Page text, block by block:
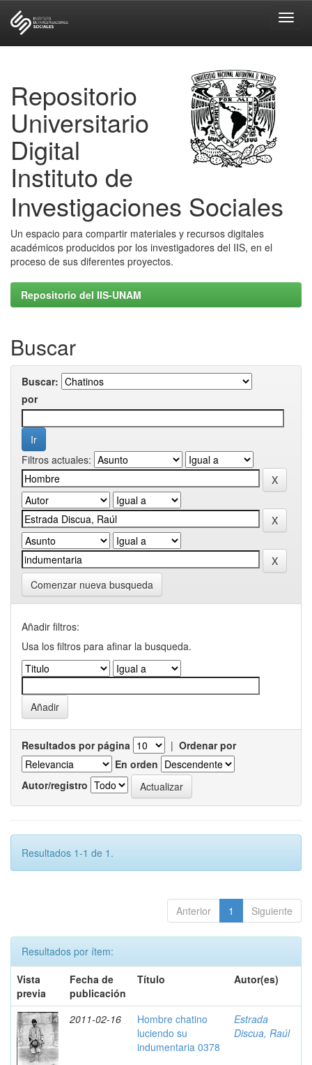
Repositorio
Universitario
Digital
Instituto de
Investigaciones Sociales
Un espacio para compartir materiales y recursos digitales
académicos producidos por los investigadores del IIS, en el
proceso de sus diferentes proyectos.
Repositorio del IIS-UNAM
Buscar
Buscar:
por
Filtros actuales:
Comenzar nueva busqueda
Añadir filtros:
Usa los filtros para afinar la busqueda.
Resultados por página | Ordenar por
En orden
Autor/registro
Resultados 1-1 de 1.
Anterior 1 Siguiente
Resultados por ítem:
Vista
previa
Fecha de
publicación
Título Autor(es)
2011-02-16
Hombre chatino
luciendo su
indumentaria 0378
Estrada
Discua, Raúl